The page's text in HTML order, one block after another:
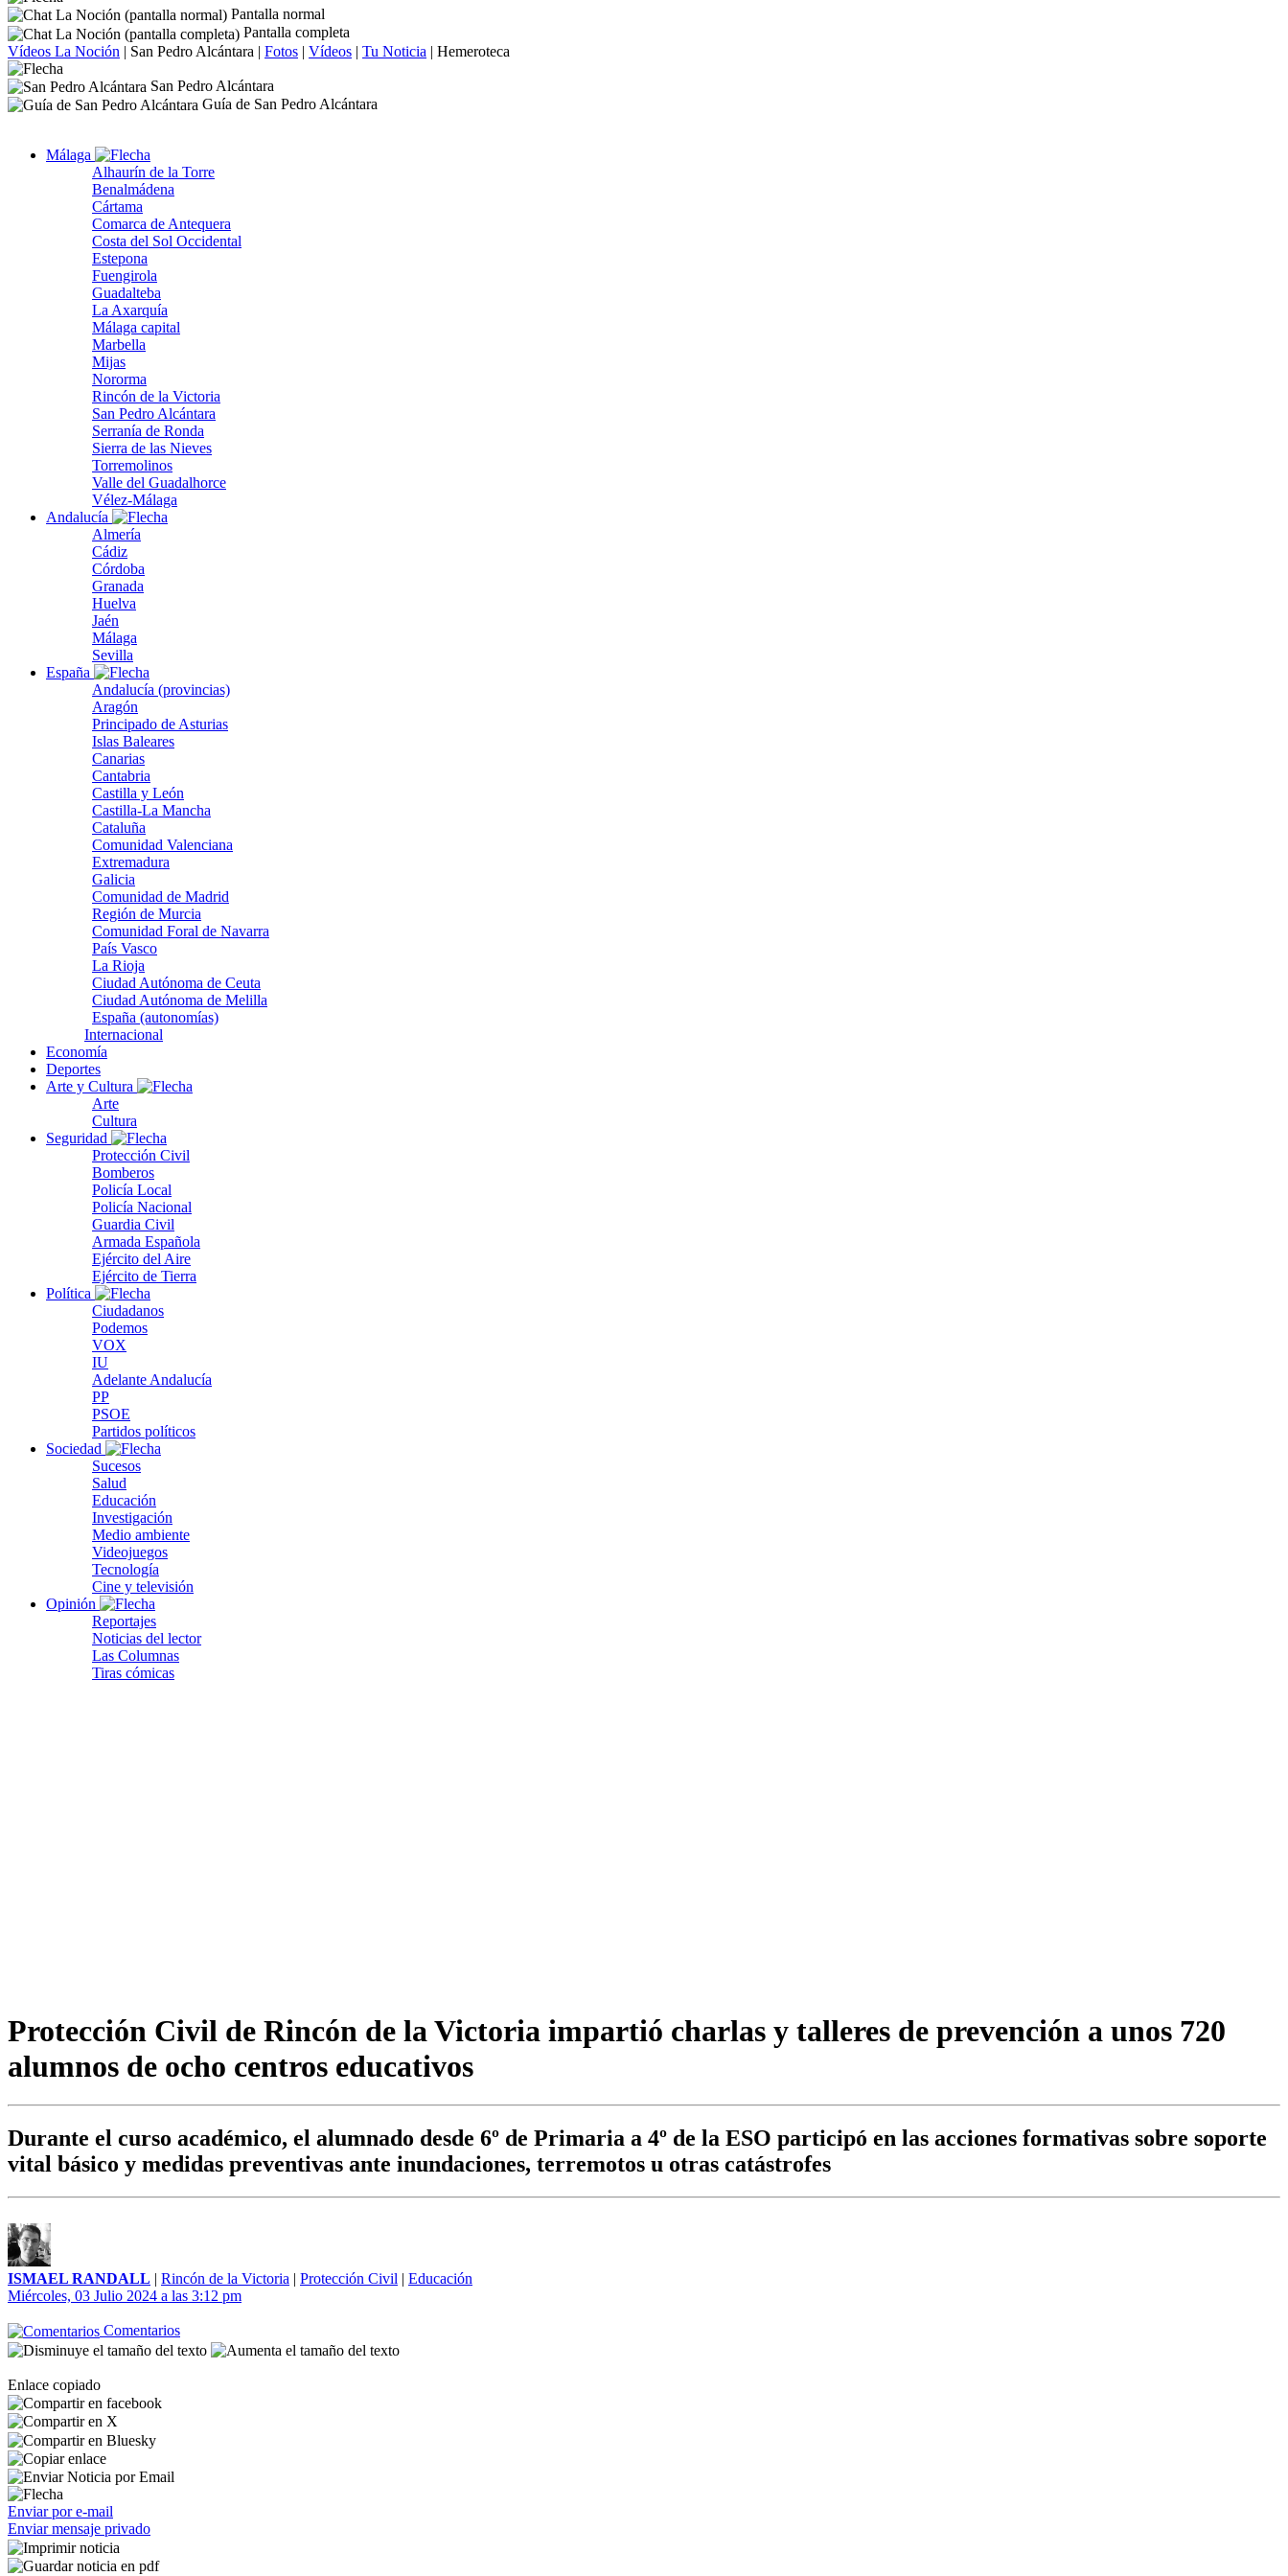
Pantalla normal
Pantalla completa
Vídeos La Noción | San Pedro Alcántara | Fotos | Vídeos | Tu Noticia | Hemeroteca
San Pedro Alcántara
Guía de San Pedro Alcántara
Málaga
Alhaurín de la Torre
Benalmádena
Cártama
Comarca de Antequera
Costa del Sol Occidental
Estepona
Fuengirola
Guadalteba
La Axarquía
Málaga capital
Marbella
Mijas
Nororma
Rincón de la Victoria
San Pedro Alcántara
Serranía de Ronda
Sierra de las Nieves
Torremolinos
Valle del Guadalhorce
Vélez-Málaga
Andalucía
Almería
Cádiz
Córdoba
Granada
Huelva
Jaén
Málaga
Sevilla
España
Andalucía (provincias)
Aragón
Principado de Asturias
Islas Baleares
Canarias
Cantabria
Castilla y León
Castilla-La Mancha
Cataluña
Comunidad Valenciana
Extremadura
Galicia
Comunidad de Madrid
Región de Murcia
Comunidad Foral de Navarra
País Vasco
La Rioja
Ciudad Autónoma de Ceuta
Ciudad Autónoma de Melilla
España (autonomías)
Internacional
Economía
Deportes
Arte y Cultura
Arte
Cultura
Seguridad
Protección Civil
Bomberos
Policía Local
Policía Nacional
Guardia Civil
Armada Española
Ejército del Aire
Ejército de Tierra
Política
Ciudadanos
Podemos
VOX
IU
Adelante Andalucía
PP
PSOE
Partidos políticos
Sociedad
Sucesos
Salud
Educación
Investigación
Medio ambiente
Videojuegos
Tecnología
Cine y televisión
Opinión
Reportajes
Noticias del lector
Las Columnas
Tiras cómicas
Protección Civil de Rincón de la Victoria impartió charlas y talleres de prevención a unos 720
alumnos de ocho centros educativos
Durante el curso académico, el alumnado desde 6º de Primaria a 4º de la ESO participó en las acciones formativas sobre soporte
vital básico y medidas preventivas ante inundaciones, terremotos u otras catástrofes
ISMAEL RANDALL | Rincón de la Victoria | Protección Civil | Educación
Miércoles, 03 Julio 2024 a las 3:12 pm
Comentarios
Enlace copiado
Enviar por e-mail
Enviar mensaje privado